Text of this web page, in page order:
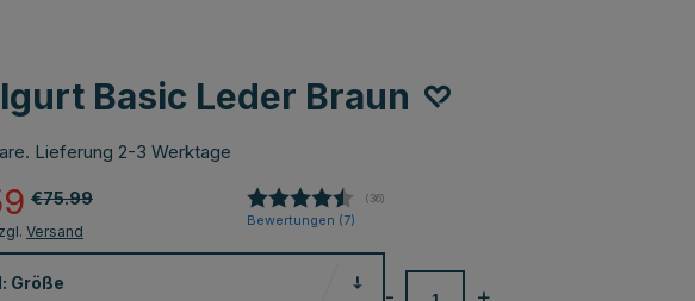
Basic Leder Braun
Lieferung 2-3 Werktage
€75.99 (abgegebene bewertungen:
36)
Bewertungen (7)
Versand
Größe